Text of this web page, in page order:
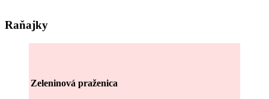
Raňajky
Zeleninová praženica